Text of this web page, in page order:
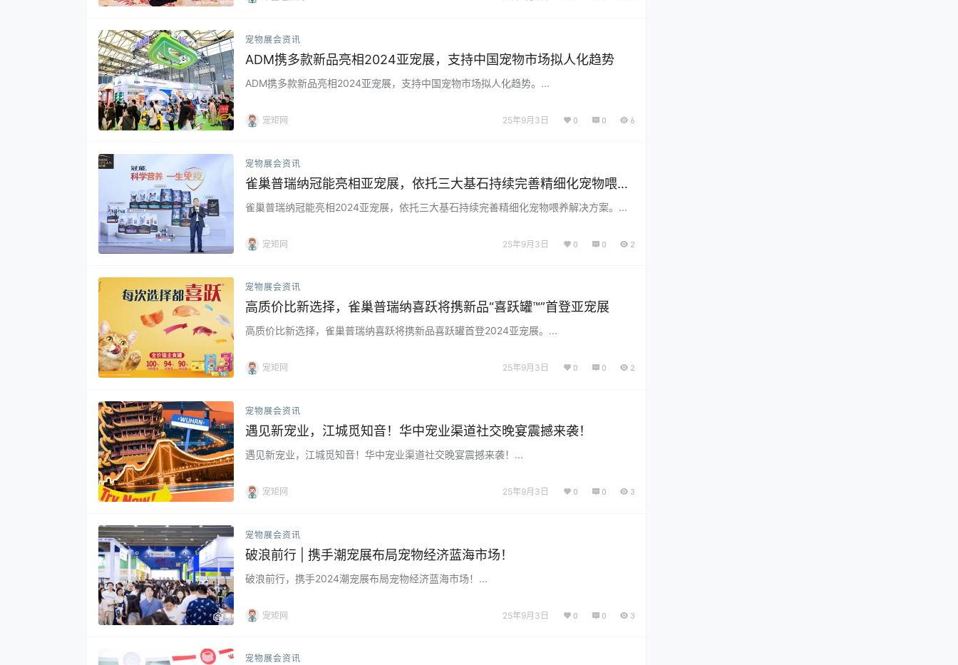
宠物展会资讯
ADM携多款新品亮相2024亚宠展，支持中国宠物市场拟人化趋势
ADM携多款新品亮相2024亚宠展，支持中国宠物市场拟人化趋势。...
宠矩网 25年9月3日 0 0 6
宠物展会资讯
雀巢普瑞纳冠能亮相亚宠展，依托三大基石持续完善精细化宠物喂养
解决方案
雀巢普瑞纳冠能亮相2024亚宠展，依托三大基石持续完善精细化宠物喂养解决方案。...
宠矩网 25年9月3日 0 0 2
宠物展会资讯
高质价比新选择，雀巢普瑞纳喜跃将携新品“喜跃罐™”首登亚宠展
高质价比新选择，雀巢普瑞纳喜跃将携新品喜跃罐首登2024亚宠展。...
宠矩网 25年9月3日 0 0 2
宠物展会资讯
遇见新宠业，江城觅知音！华中宠业渠道社交晚宴震撼来袭！
遇见新宠业，江城觅知音！华中宠业渠道社交晚宴震撼来袭！...
宠矩网 25年9月3日 0 0 3
宠物展会资讯
破浪前行 | 携手潮宠展布局宠物经济蓝海市场！
破浪前行，携手2024潮宠展布局宠物经济蓝海市场！...
宠矩网 25年9月3日 0 0 3
宠物展会资讯